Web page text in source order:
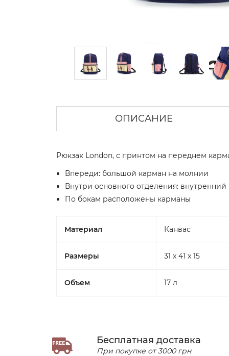
ОПИСАНИЕ
Рюкзак London, с принтом на переднем
Впереди: большой карман на молнии
Внутри основного отделения: внутренний
По бокам расположены карманы
Материал Канвас
Размеры 31 x 41 x 15
Объем 17 л
Бесплатная доставка
При покупке от 3000 грн